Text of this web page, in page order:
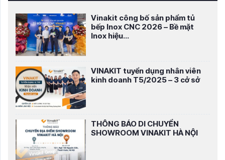
Vinakit công bố sản phẩm tủ
bếp Inox CNC 2026 – Bề mặt
Inox hiệu...
VINAKIT tuyển dụng nhân viên
kinh doanh T5/2025 – 3 cở sở
THÔNG BÁO DI CHUYỂN
SHOWROOM VINAKIT HÀ NỘI